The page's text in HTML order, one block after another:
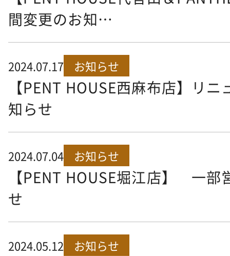
間変更のお知…
2024.07.17 お知らせ
【PENT HOUSE西麻布店】リ
知らせ
2024.07.04 お知らせ
【PENT HOUSE堀江店】 一部
せ
2024.05.12 お知らせ